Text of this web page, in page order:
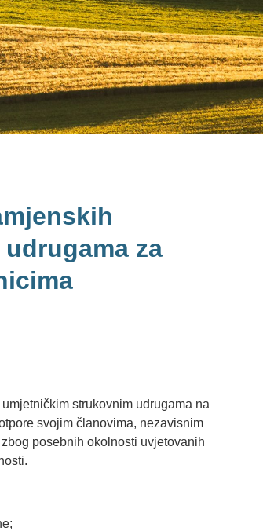
za
strukovnim udrugama na
svojim članovima, nezavisnim
posebnih okolnosti uvjetovanih